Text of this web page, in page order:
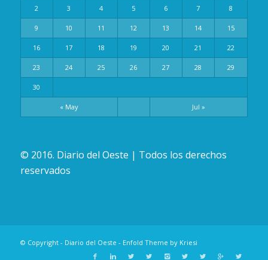
« May Jul »
2 3 4 5 6 7 8
9 10 11 12 13 14 15
16 17 18 19 20 21 22
23 24 25 26 27 28 29
30
© 2016. Diario del Oeste | Todos los derechos
reservados
© Copyright - Diario del Oeste - Enfold Theme by Kriesi